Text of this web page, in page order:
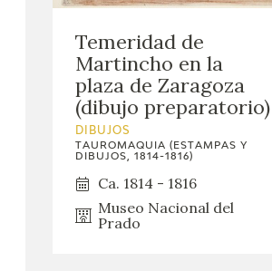
Temeridad de
Martincho en la
plaza de Zaragoza
(dibujo preparatorio)
DIBUJOS
TAUROMAQUIA (ESTAMPAS Y
DIBUJOS, 1814-1816)
Ca. 1814 - 1816
Museo Nacional del
Prado